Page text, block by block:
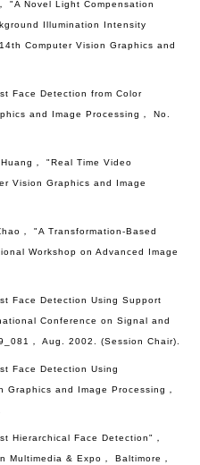
"A Novel Light Compensation
Illumination Intensity
Computer Vision Graphics and
Face Detection from Color
and Image Processing， No.
， "Real Time Video
Vision Graphics and Image
， "A Transformation-Based
Workshop on Advanced Image
Face Detection Using Support
Conference on Signal and
， Aug. 2002. (Session Chair).
Face Detection Using
Graphics and Image Processing，
Hierarchical Face Detection"，
& Expo， Baltimore，